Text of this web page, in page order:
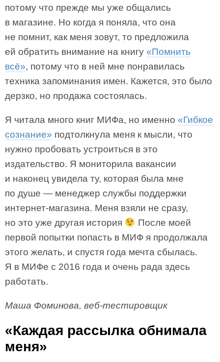
потому что прежде мы уже общались
в магазине. Но когда я поняла, что она
не помнит, как меня зовут, то предложила
ей обратить внимание на книгу «Помнить
всё», потому что в ней мне понравилась
техника запоминания имен. Кажется, это было
дерзко, но продажа состоялась.
Я читала много книг МИФа, но именно «Гибкое
сознание» подтолкнула меня к мысли, что
нужно пробовать устроиться в это
издательство. Я мониторила вакансии
и наконец увидела ту, которая была мне
по душе — менеджер службы поддержки
интернет-магазина. Меня взяли не сразу,
но это уже другая история
После моей
первой попытки попасть в МИФ я продолжала
этого желать, и спустя года мечта сбылась.
Я в МИФе с 2016 года и очень рада здесь
работать.
Маша Фоминова, веб-тестировщик
«Каждая рассылка обнимала
меня»